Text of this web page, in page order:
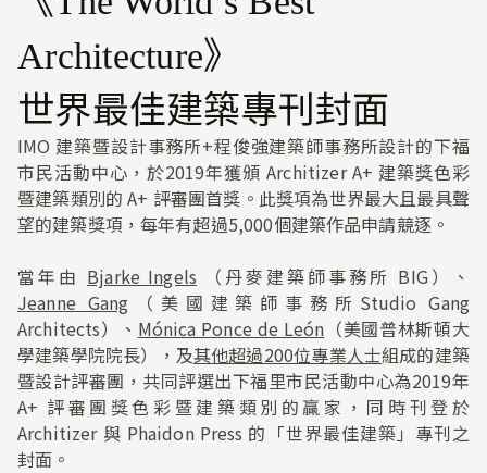
Architecture》
世界最佳建築專刊封面
IMO 建築暨設計事務所+程俊強建築師事務所設計的下福
市民活動中心，於2019年獲頒 Architizer A+ 建築獎色彩
暨建築類別的 A+ 評審團首獎。此獎項為世界最大且最具聲
望的建築獎項，每年有超過5,000個建築作品申請競逐。
當年由 Bjarke Ingels （丹麥建築師事務所 BIG）、
Jeanne Gang （美國建築師事務所Studio Gang
Architects）、 Mónica Ponce de León （美國普林斯頓大
學建築學院院長），及其他超過200位專業人士組成的建築
暨設計評審團，共同評選出下福里市民活動中心為2019年
A+ 評審團獎色彩暨建築類別的贏家，同時刊登於
Architizer 與 Phaidon Press 的「世界最佳建築」專刊之
封面。